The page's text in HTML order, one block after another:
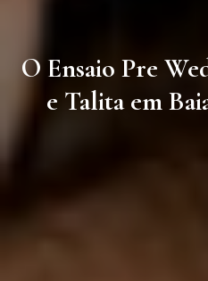
O Ensaio Pre
e Talita em